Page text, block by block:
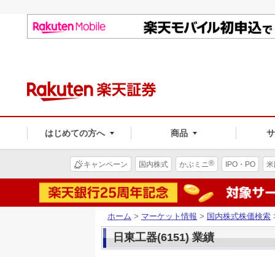
はじめての方へ 商品
キャンペーン 国内株式 かぶミニ® IPO・PO
ホーム > マーケット情報 > 国内株式株価検索
日東工器(6151) 業績